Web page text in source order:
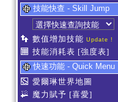
技能快查 - Skill Jump
數值增加技能 Update !
技能消耗表 [強度表]
快速功能 - Quick Menu
愛爾琳世界地圖
魔力賦予 [喜愛]